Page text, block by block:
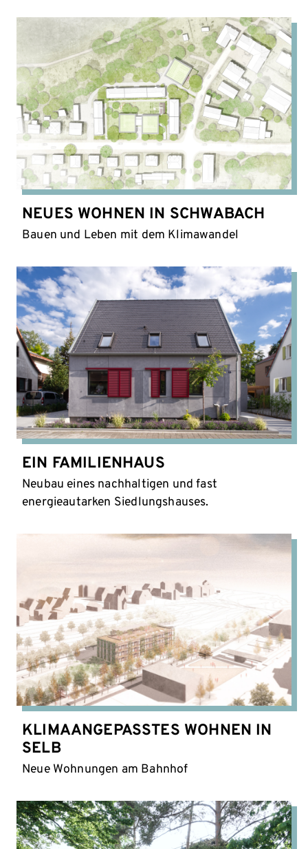
NEUES WOHNEN IN SCHWABACH
Bauen und Leben mit dem Klimawandel
EIN FAMILIENHAUS
Neubau eines nachhaltigen und fast
energieautarken Siedlungshauses.
KLIMAANGEPASSTES WOHNEN IN
SELB
Neue Wohnungen am Bahnhof